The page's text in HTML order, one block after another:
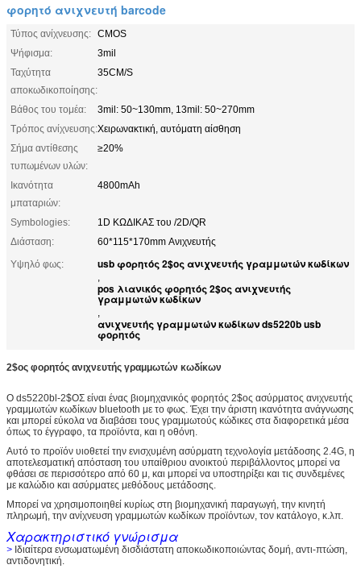
φορητό ανιχνευτή barcode
Τύπος ανίχνευσης: CMOS
Ψήφισμα:
3mil
Ταχύτητα
αποκωδικοποίησης:
35CM/S
Βάθος του τομέα:
3mil: 50~130mm, 13mil: 50~270mm
Τρόπος ανίχνευσης:Χειρωνακτική, αυτόματη αίσθηση
Σήμα αντίθεσης
τυπωμένων υλών:
≥20%
Ικανότητα
μπαταριών:
4800mAh
Symbologies:
1D ΚΩΔΙΚΑΣ του /2D/QR
Διάσταση:
60*115*170mm Ανιχνευτής
Υψηλό φως:
usb φορητός 2$ος ανιχνευτής γραμμωτών κωδίκων
,
pos λιανικός φορητός 2$ος ανιχνευτής
γραμμωτών κωδίκων
,
ανιχνευτής γραμμωτών κωδίκων ds5220b usb
φορητός
2$ος φορητός ανιχνευτής γραμμωτών κωδίκων
Ο ds5220bl-2$ΟΣ είναι ένας βιομηχανικός φορητός 2$ος ασύρματος ανιχνευτής
γραμμωτών κωδίκων bluetooth με το φως. Έχει την άριστη ικανότητα ανάγνωσης
και μπορεί εύκολα να διαβάσει τους γραμμωτούς κώδικες στα διαφορετικά μέσα
όπως το έγγραφο, τα προϊόντα, και η οθόνη.
Αυτό το προϊόν υιοθετεί την ενισχυμένη ασύρματη τεχνολογία μετάδοσης 2.4G, η
αποτελεσματική απόσταση του υπαίθριου ανοικτού περιβάλλοντος μπορεί να
φθάσει σε περισσότερο από 60 μ, και μπορεί να υποστηρίξει και τις συνδεμένες
με καλώδιο και ασύρματες μεθόδους μετάδοσης.
Μπορεί να χρησιμοποιηθεί κυρίως στη βιομηχανική παραγωγή, την κινητή
πληρωμή, την ανίχνευση γραμμωτών κωδίκων προϊόντων, τον κατάλογο, κ.λπ.
Χαρακτηριστικό γνώρισμα
> Ιδιαίτερα ενσωματωμένη δισδιάστατη αποκωδικοποιώντας δομή, αντι-πτώση,
αντιδονητική.